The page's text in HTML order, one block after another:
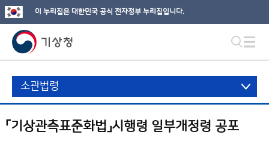
이 누리집은 대한민국 공식 전자정부 누리집입니다.
소관법령
「기상관측표준화법」시행령 일부개정령 공포